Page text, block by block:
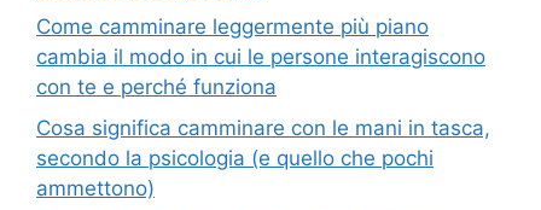
Come camminare leggermente più piano
cambia il modo in cui le persone interagiscono
con te e perché funziona
Cosa significa camminare con le mani in tasca,
secondo la psicologia (e quello che pochi
ammettono)